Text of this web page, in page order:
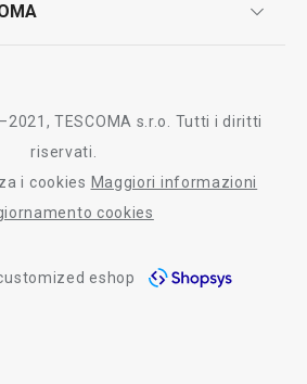
TESCOMA s.r.o. Tutti i diritti
riservati.
i cookies Maggiori informazioni
cookies
eshop